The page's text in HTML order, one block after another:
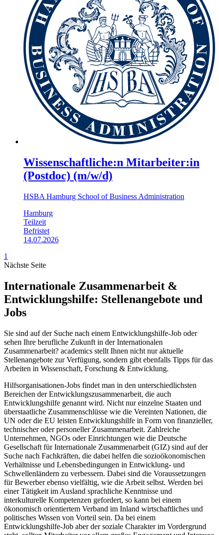
Wissenschaftliche:n Mitarbeiter:in
(Postdoc) (m/w/d)
HSBA Hamburg School of Business Administration
Hamburg
Teilzeit
Befristet
14.07.2026
1
Nächste Seite
Internationale Zusammenarbeit &
Entwicklungshilfe: Stellenangebote und
Jobs
Sie sind auf der Suche nach einem Entwicklungshilfe-Job oder
sehen Ihre berufliche Zukunft in der Internationalen
Zusammenarbeit? academics stellt Ihnen nicht nur aktuelle
Stellenangebote zur Verfügung, sondern gibt ebenfalls Tipps für das
Arbeiten in Wissenschaft, Forschung & Entwicklung.
Hilfsorganisationen-Jobs findet man in den unterschiedlichsten
Bereichen der Entwicklungszusammenarbeit, die auch
Entwicklungshilfe genannt wird. Nicht nur einzelne Staaten und
überstaatliche Zusammenschlüsse wie die Vereinten Nationen, die
UN oder die EU leisten Entwicklungshilfe in Form von finanzieller,
technischer oder personeller Zusammenarbeit. Zahlreiche
Unternehmen, NGOs oder Einrichtungen wie die Deutsche
Gesellschaft für Internationale Zusammenarbeit (GIZ) sind auf der
Suche nach Fachkräften, die dabei helfen die sozioökonomischen
Verhältnisse und Lebensbedingungen in Entwicklung- und
Schwellenländern zu verbessern. Dabei sind die Voraussetzungen
für Bewerber ebenso vielfältig, wie die Arbeit selbst. Werden bei
einer Tätigkeit im Ausland sprachliche Kenntnisse und
interkulturelle Kompetenzen gefordert, so kann bei einem
ökonomisch orientiertem Verband im Inland wirtschaftliches und
politisches Wissen von Vorteil sein. Da bei einem
Entwicklungshilfe-Job aber der soziale Charakter im Vordergrund